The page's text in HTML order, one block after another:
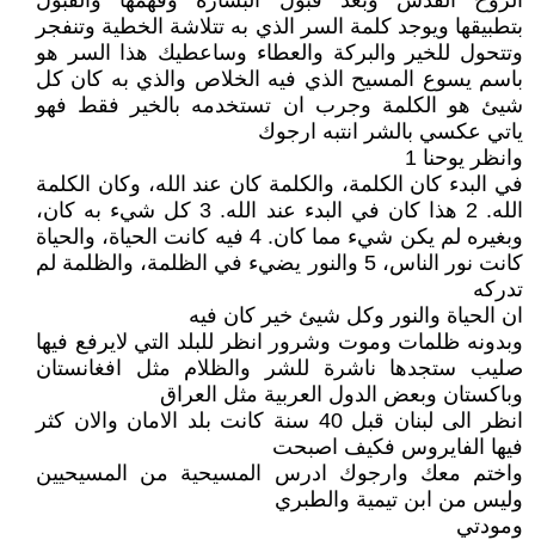
بتطبيقها ويوجد كلمة السر الذي به تتلاشة الخطية وتنفجر
وتتحول للخير والبركة والعطاء وساعطيك هذا السر هو
باسم يسوع المسيح الذي فيه الخلاص والذي به كان كل
شيئ هو الكلمة وجرب ان تستخدمه بالخير فقط فهو
ياتي عكسي بالشر انتبه ارجوك
وانظر يوحنا 1
في البدء كان الكلمة، والكلمة كان عند الله، وكان الكلمة
الله. 2 هذا كان في البدء عند الله. 3 كل شيء به كان،
وبغيره لم يكن شيء مما كان. 4 فيه كانت الحياة، والحياة
كانت نور الناس، 5 والنور يضيء في الظلمة، والظلمة لم
تدركه
ان الحياة والنور وكل شيئ خير كان فيه
وبدونه ظلمات وموت وشرور انظر للبلد التي لايرفع فيها
صليب ستجدها ناشرة للشر والظلام مثل افغانستان
وباكستان وبعض الدول العربية مثل العراق
انظر الى لبنان قبل 40 سنة كانت بلد الامان والان كثر
فيها الفايروس فكيف اصبحت
واختم معك وارجوك ادرس المسيحية من المسيحيين
وليس من ابن تيمية والطبري
ومودتي